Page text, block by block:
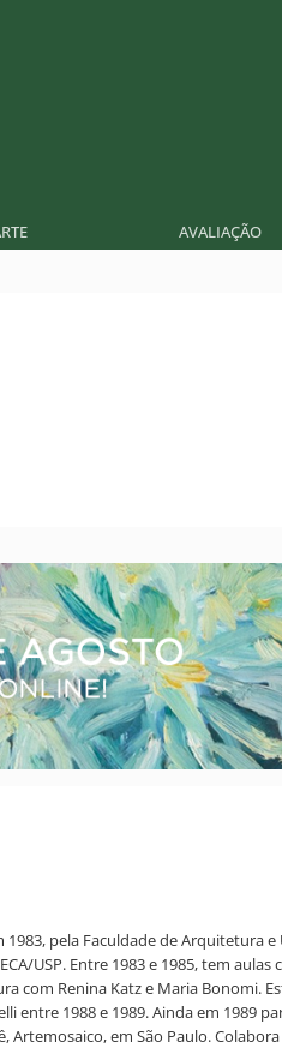
AVALIAÇÃO
pela Faculdade de Arquitetura
USP. Entre 1983 e 1985, tem
com Renina Katz e Maria Bonomi.
1988 e 1989. Ainda em 1989
em São Paulo.